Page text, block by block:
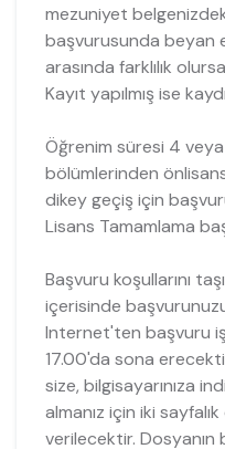
mezuniyet
başvurusunda beyan
arasında farklılık
Kayıt yapılmış ise
Öğrenim süresi 4
bölümlerinden
dikey geçiş için
Lisans Tamamlama
Başvuru koşullarını
içerisinde
Internet'ten başvuru
17.00'da sona
size, bilgisayarınıza
almanız için iki
verilecektir. Dosyanın